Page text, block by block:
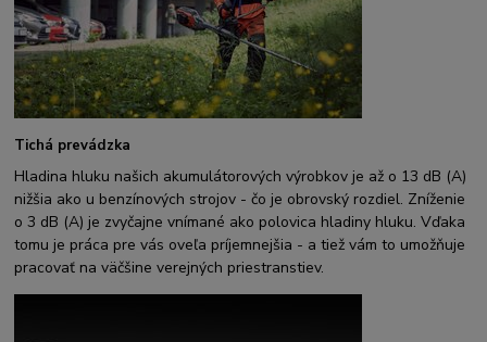
Tichá prevádzka
Hladina hluku našich akumulátorových výrobkov je až o 13 dB (A)
nižšia ako u benzínových strojov - čo je obrovský rozdiel. Zníženie
o 3 dB (A) je zvyčajne vnímané ako polovica hladiny hluku. Vďaka
tomu je práca pre vás oveľa príjemnejšia - a tiež vám to umožňuje
pracovať na väčšine verejných priestranstiev.